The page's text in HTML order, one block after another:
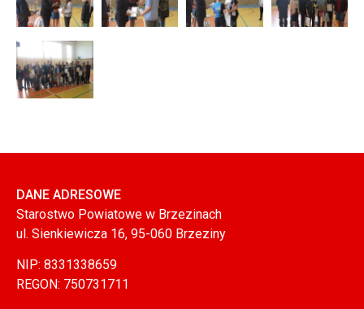
DANE ADRESOWE
Starostwo Powiatowe w Brzezinach
ul. Sienkiewicza 16, 95-060 Brzeziny
NIP: 8331338659
REGON: 750731711